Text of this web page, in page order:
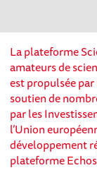
La plateforme
amateurs de
est propulsée
soutien de
par les
l’Union
développement
plateforme